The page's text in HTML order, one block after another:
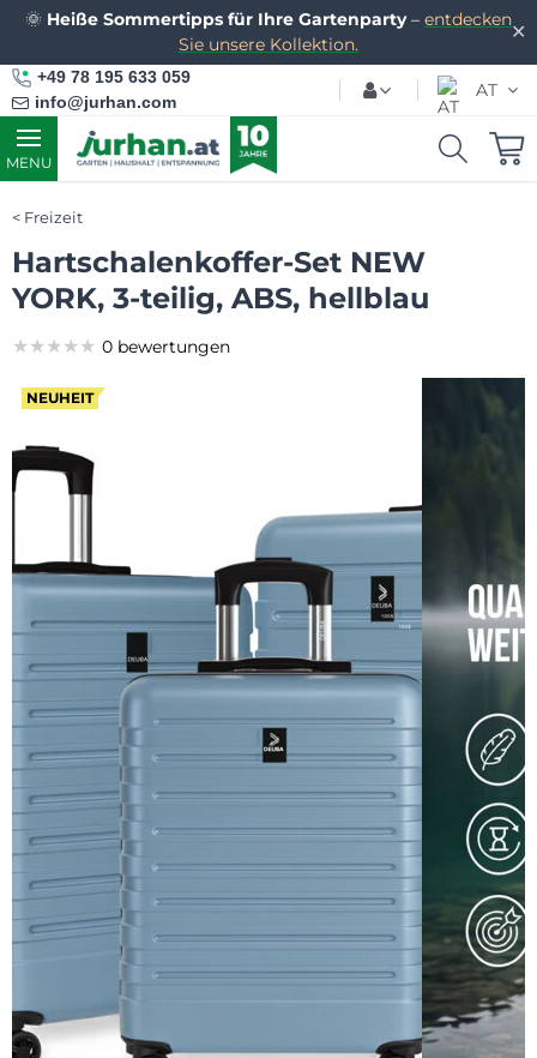
✕
🌞 Heiße Sommertipps für Ihre Gartenparty– entdecken
Sie unsere Kollektion.
+49 78 195 633 059
info@jurhan.com
AT
MENU
Freizeit
Hartschalenkoffer-Set NEW
YORK, 3-teilig, ABS, hellblau
NEUHEIT
★★★★★
★★★★★
★★★★★ 0 bewertungen